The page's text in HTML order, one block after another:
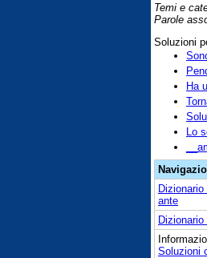
Temi e
Parole
Soluzioni
Ha
Lo
ante
Soluzioni